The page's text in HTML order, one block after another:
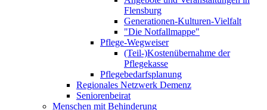
Flensburg
Generationen-Kulturen-Vielfalt
"Die Notfallmappe"
Pflege-Wegweiser
(Teil-)Kostenübernahme der
Pflegekasse
Pflegebedarfsplanung
Regionales Netzwerk Demenz
Seniorenbeirat
Menschen mit Behinderung